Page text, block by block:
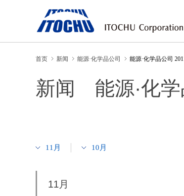
首页 新闻 能源·化学品公司 能源·化学品公司
新闻 能源·化学
11月 10月
11月